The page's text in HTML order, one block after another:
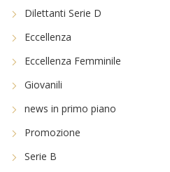
Dilettanti Serie D
Eccellenza
Eccellenza Femminile
Giovanili
news in primo piano
Promozione
Serie B